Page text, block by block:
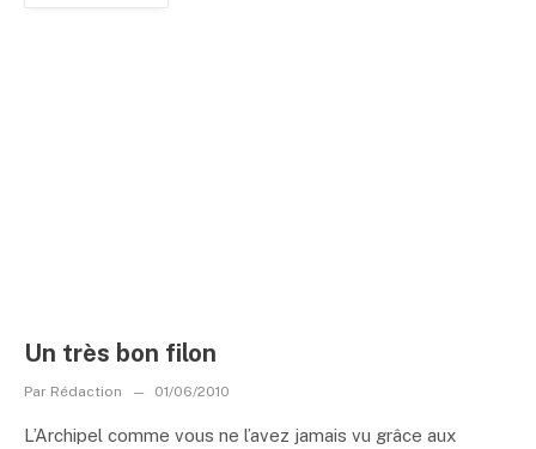
Un très bon filon
Par Rédaction 01/06/2010
L’Archipel comme vous ne l’avez jamais vu grâce aux